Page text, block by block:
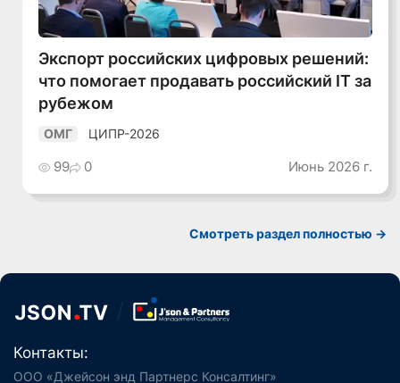
Экспорт российских цифровых решений:
что помогает продавать российский IT за
рубежом
ОМГ ЦИПР-2026
99 0 Июнь 2026 г.
Смотреть раздел полностью ->
Контакты:
ООО «Джейсон энд Партнерс Консалтинг»